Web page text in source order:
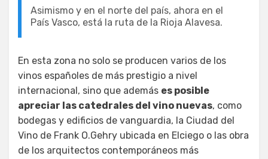
Asimismo y en el norte del país, ahora en el
País Vasco, está la ruta de la Rioja Alavesa.
En esta zona no solo se producen varios de los
vinos españoles de más prestigio a nivel
internacional, sino que además es posible
apreciar las catedrales del vino nuevas, como
bodegas y edificios de vanguardia, la Ciudad del
Vino de Frank O.Gehry ubicada en Elciego o las obra
de los arquitectos contemporáneos más